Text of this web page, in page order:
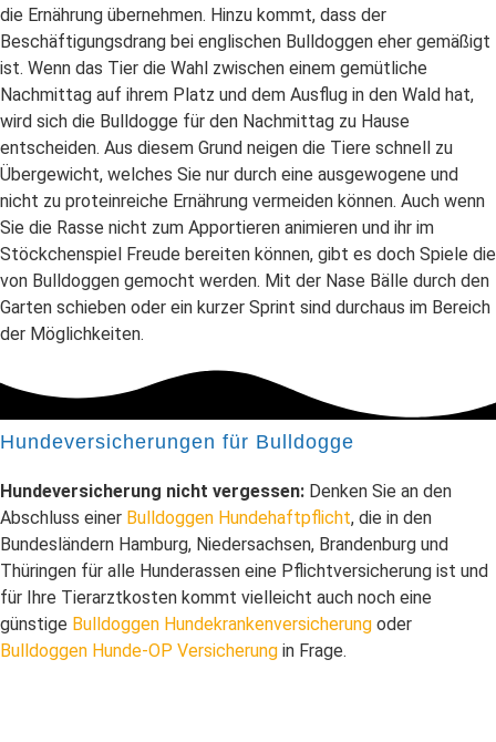
die Ernährung übernehmen. Hinzu kommt, dass der
Beschäftigungsdrang bei englischen Bulldoggen eher gemäßigt
ist. Wenn das Tier die Wahl zwischen einem gemütliche
Nachmittag auf ihrem Platz und dem Ausflug in den Wald hat,
wird sich die Bulldogge für den Nachmittag zu Hause
entscheiden. Aus diesem Grund neigen die Tiere schnell zu
Übergewicht, welches Sie nur durch eine ausgewogene und
nicht zu proteinreiche Ernährung vermeiden können. Auch wenn
Sie die Rasse nicht zum Apportieren animieren und ihr im
Stöckchenspiel Freude bereiten können, gibt es doch Spiele die
von Bulldoggen gemocht werden. Mit der Nase Bälle durch den
Garten schieben oder ein kurzer Sprint sind durchaus im Bereich
der Möglichkeiten.
Hundeversicherungen für Bulldogge
Hundeversicherung nicht vergessen: Denken Sie an den
Abschluss einer Bulldoggen Hundehaftpflicht, die in den
Bundesländern Hamburg, Niedersachsen, Brandenburg und
Thüringen für alle Hunderassen eine Pflichtversicherung ist und
für Ihre Tierarztkosten kommt vielleicht auch noch eine
günstige Bulldoggen Hundekrankenversicherung oder
Bulldoggen Hunde-OP Versicherung in Frage.